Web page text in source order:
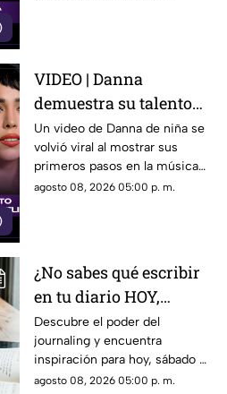
VIDEO | Danna
demuestra su talento
desde niña antes de su
colaboración con
Belinda.
Un video de Danna de niña se
volvió viral al mostrar sus
primeros pasos en la música
antes de su colaboración con
agosto 08, 2026 05:00 p. m.
¿No sabes qué escribir
en tu diario HOY,
sábado 8 de junio de
2026? Usa este journal
prompt
Descubre el poder del
journaling y encuentra
inspiración para hoy, sábado 8
de junio de 2026. Un prompt
agosto 08, 2026 05:00 p. m.